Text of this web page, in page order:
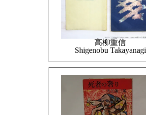
高柳重信
Shigenobu Takayanagi